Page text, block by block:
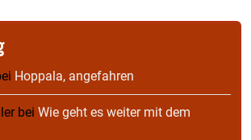
Hoppala, angefahren
bei Wie geht es weiter mit dem